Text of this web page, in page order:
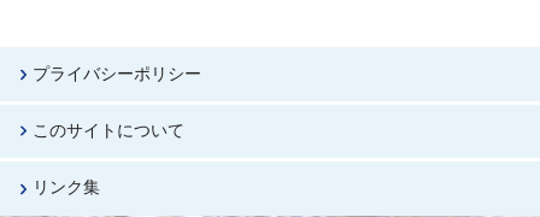
プライバシーポリシー
このサイトについて
リンク集